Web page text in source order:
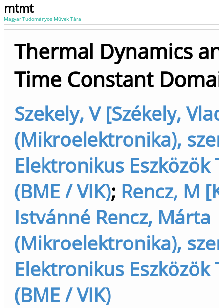
mtmt
Magyar Tudományos Művek Tára
Thermal Dynamics
Time Constant
Szekely, V [Székely,
(Mikroelektronika),
Elektronikus Eszközök
(BME / VIK); Rencz, M
Istvánné Rencz, Márta
(Mikroelektronika),
Elektronikus Eszközök
(BME / VIK)